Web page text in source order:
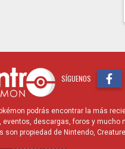
SÍGUENOS
podrás encontrar la más
eventos, descargas, foros y mucho
son propiedad de Nintendo,